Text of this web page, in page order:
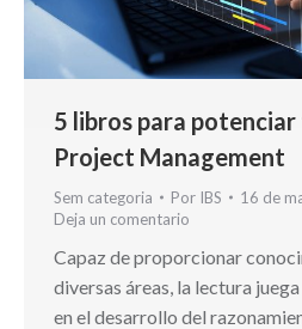
5 libros para
Project Management
Sem categoria Por IBS
16 de
Deja un comentario
Capaz de proporcionar
diversas áreas, la lectura
en el desarrollo del